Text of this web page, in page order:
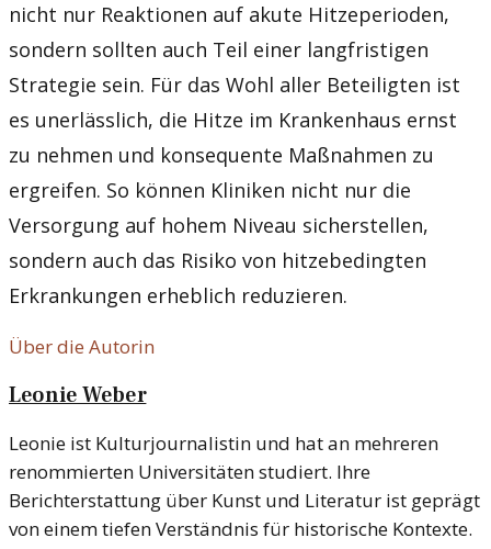
nicht nur Reaktionen auf akute Hitzeperioden,
sondern sollten auch Teil einer langfristigen
Strategie sein. Für das Wohl aller Beteiligten ist
es unerlässlich, die Hitze im Krankenhaus ernst
zu nehmen und konsequente Maßnahmen zu
ergreifen. So können Kliniken nicht nur die
Versorgung auf hohem Niveau sicherstellen,
sondern auch das Risiko von hitzebedingten
Erkrankungen erheblich reduzieren.
Über die Autorin
Leonie Weber
Leonie ist Kulturjournalistin und hat an mehreren
renommierten Universitäten studiert. Ihre
Berichterstattung über Kunst und Literatur ist geprägt
von einem tiefen Verständnis für historische Kontexte.